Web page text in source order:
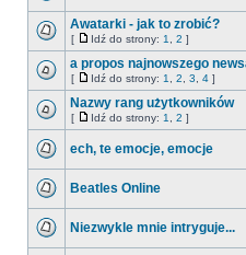
Awatarki - jak to zrobić?
[ Idź do strony: 1 2 ]
a propos najnowszego
[ Idź do strony: 1 2 3 4 ]
Nazwy rang użytkowników
[ Idź do strony: 1 2 ]
ech, te emocje, emocje
Beatles Online
Niezwykle mnie intryguje...